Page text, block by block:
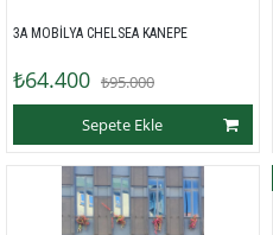
3A MOBİLYA CHELSEA KANEPE
₺64.400 ₺95.000
Sepete Ekle